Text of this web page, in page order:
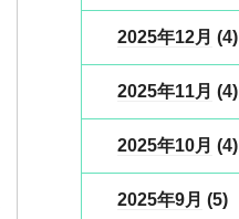
2025年12月 (4)
2025年11月 (4)
2025年10月 (4)
2025年9月 (5)